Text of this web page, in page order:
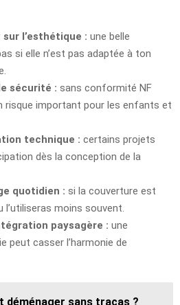
l’esthétique : une belle
si elle n’est pas adaptée à ton
sécurité : sans conformité NF
risque important pour les enfants et
technique : certains projets
dès la conception de la
quotidien : si la couverture est
moins souvent.
paysagère : une
peut casser l’harmonie de
déménager sans tracas ?